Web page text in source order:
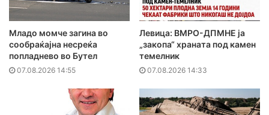
Младо момче загина во
сообраќајна несреќа
попладнево во Бутел
07.08.2026 14:55
Левица: ВМРО-ДПМНЕ ја
„закопа“ храната под камен
темелник
07.08.2026 14:33